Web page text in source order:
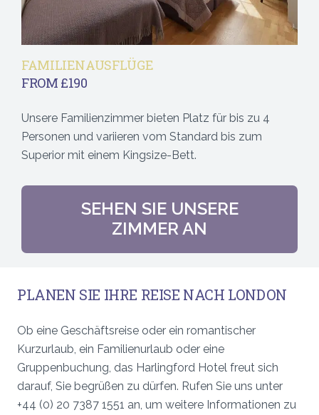
FAMILIENAUSFLÜGE
FROM £190
Unsere Familienzimmer bieten Platz für bis zu 4
Personen und variieren vom Standard bis zum
Superior mit einem Kingsize-Bett.
SEHEN SIE UNSERE
ZIMMER AN
PLANEN SIE IHRE REISE NACH LONDON
Ob eine Geschäftsreise oder ein romantischer
Kurzurlaub, ein Familienurlaub oder eine
Gruppenbuchung, das Harlingford Hotel freut sich
darauf, Sie begrüßen zu dürfen. Rufen Sie uns unter
+44 (0) 20 7387 1551 an, um weitere Informationen zu